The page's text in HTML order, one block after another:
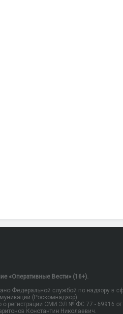
«Оперативные Вести» (16+).
Федеральной службой по надзору в
(Роскомнадзор).
о регистрации СМИ ЭЛ № ФС 77 - 69916 от
Константин Николаевич.